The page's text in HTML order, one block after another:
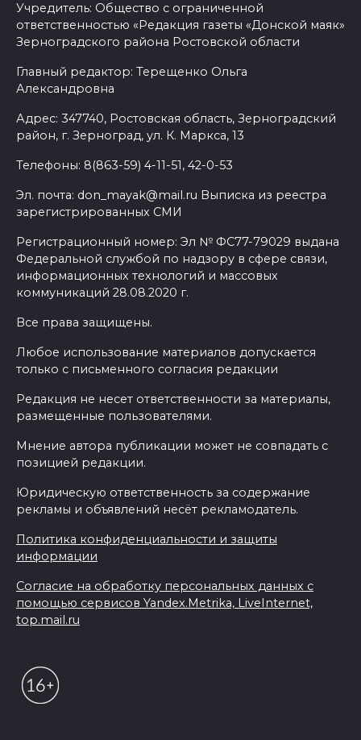
Учредитель: Общество с ограниченной
ответственностью «Редакция газеты «Донской маяк»
Зерноградского района Ростовской области
Главный редактор: Терещенко Ольга
Александровна
Адрес: 347740, Ростовская область, Зерноградский
район, г. Зерноград, ул. К. Маркса, 13
Телефоны: 8(863-59) 4-11-51, 42-0-53
Эл. почта: don_mayak@mail.ru Выписка из реестра
зарегистрированных СМИ
Регистрационный номер: Эл № ФС77-79029 выдана
Федеральной службой по надзору в сфере связи,
информационных технологий и массовых
коммуникаций 28.08.2020 г.
Все права защищены.
Любое использование материалов допускается
только с письменного согласия редакции
Редакция не несет ответственности за материалы,
размещенные пользователями.
Мнение автора публикации может не совпадать с
позицией редакции.
Юридическую ответственность за содержание
рекламы и объявлений несёт рекламодатель.
Политика конфиденциальности и защиты
информации
Согласие на обработку персональных данных с
помощью сервисов Yandex.Metrika, LiveInternet,
top.mail.ru